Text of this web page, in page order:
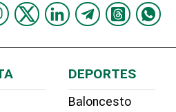
DEPORTES
Baloncesto